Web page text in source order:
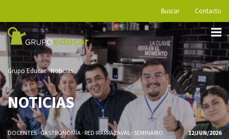
Buscar Contacto
Grupo Educar Noticias
NOTICIAS
DOCENTES·GASTRONOMÍA · RED IRARRÁZAVAL· SEMINARIO 12/JUN/2026